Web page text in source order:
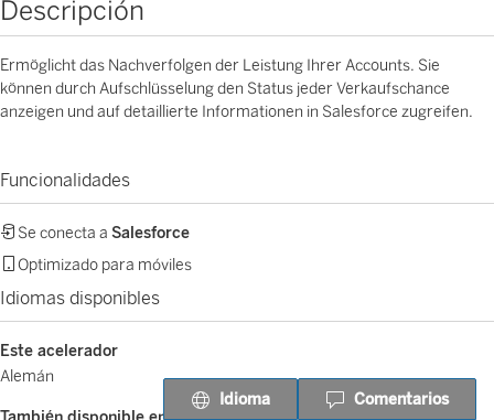
Descripción
Ermöglicht das Nachverfolgen der Leistung Ihrer Accounts. Sie
können durch Aufschlüsselung den Status jeder Verkaufschance
anzeigen und auf detaillierte Informationen in Salesforce zugreifen.
Funcionalidades
Se conecta a Salesforce
Optimizado para móviles
Idiomas disponibles
Este acelerador
Alemán
Idioma Comentarios